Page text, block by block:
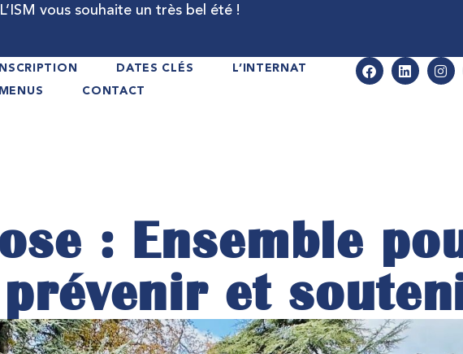
vous souhaite un très bel été !
INSCRIPTION DATES CLÉS
L’INTERNAT
MENUS
CONTACT
: Ensemble
et